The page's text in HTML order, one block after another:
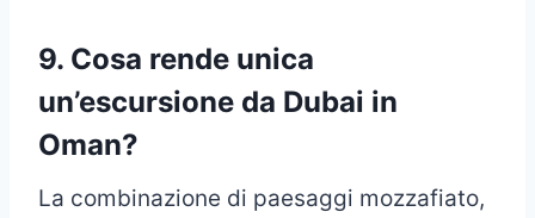
9. Cosa rende unica
un’escursione da Dubai in
Oman?
La combinazione di paesaggi mozzafiato,